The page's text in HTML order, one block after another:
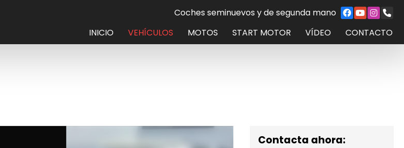
Coches seminuevos y de segunda mano
INICIO
VEHÍCULOS MOTOS START MOTOR VÍDEO CONTACTO
Contacta ahora: